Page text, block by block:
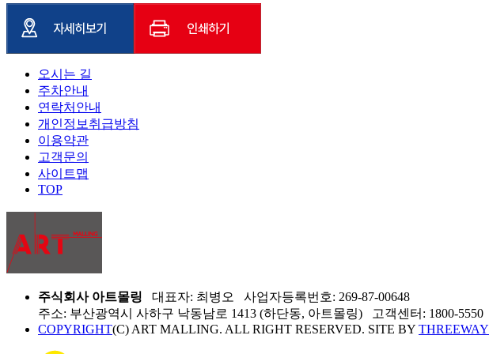
오시는 길
주차안내
연락처안내
개인정보취급방침
이용약관
고객문의
사이트맵
TOP
주식회사 아트몰링 대표자: 최병오 사업자등록번호: 269-87-00648
주소: 부산광역시 사하구 낙동남로 1413 (하단동, 아트몰링) 고객센터: 1800-5550
COPYRIGHT(C) ART MALLING. ALL RIGHT RESERVED. SITE BY THREEWAY